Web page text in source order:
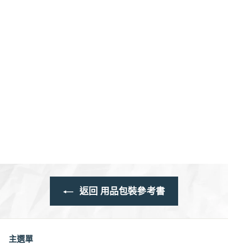
返回 用品包裝參考書
主選單